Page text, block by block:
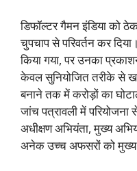
डिफॉल्टर गैमन इंडिया को
चुपचाप से परिवर्तन कर
किया गया, पर उनका
केवल सुनियोजित तरीके से
बनाने तक में करोड़ों का
जांच पत्रावली में
अधीक्षण अभियंता, मुख्य
अनेक उच्च अफसरों को मुख्य